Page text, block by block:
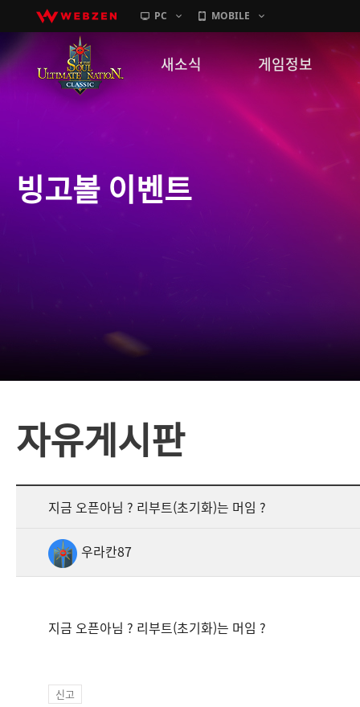
PC MOBILE
새소식
GM노트
게임정보
캐릭터소개
빙고볼 이벤트
자유게시판
지금 오픈아님 ? 리부트(초기화)는 머임 ?
우라칸87
지금 오픈아님 ? 리부트(초기화)는 머임 ?
신고